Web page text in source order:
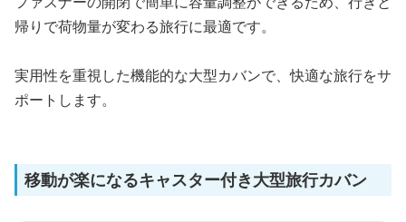
帰りで荷物量が変わる旅行に最適です。
実用性を重視した機能的な大型カバンで、快適な旅行をサ
ポートします。
移動が楽になるキャスター付き大型旅行カバン